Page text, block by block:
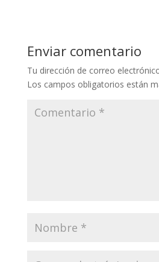
Enviar comentario
Tu dirección de correo
Los campos obligatorios están